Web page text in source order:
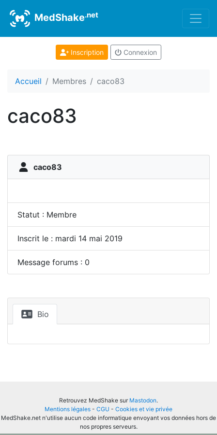
MedShake.net
Inscription Connexion
Accueil Membres caco83
caco83
caco83
Statut : Membre
Inscrit le : mardi 14 mai 2019
Message forums : 0
Bio
Retrouvez MedShake sur Mastodon.
Mentions légales - CGU - Cookies et vie privée
MedShake.net n'utilise aucun code informatique envoyant vos données hors de
nos propres serveurs.